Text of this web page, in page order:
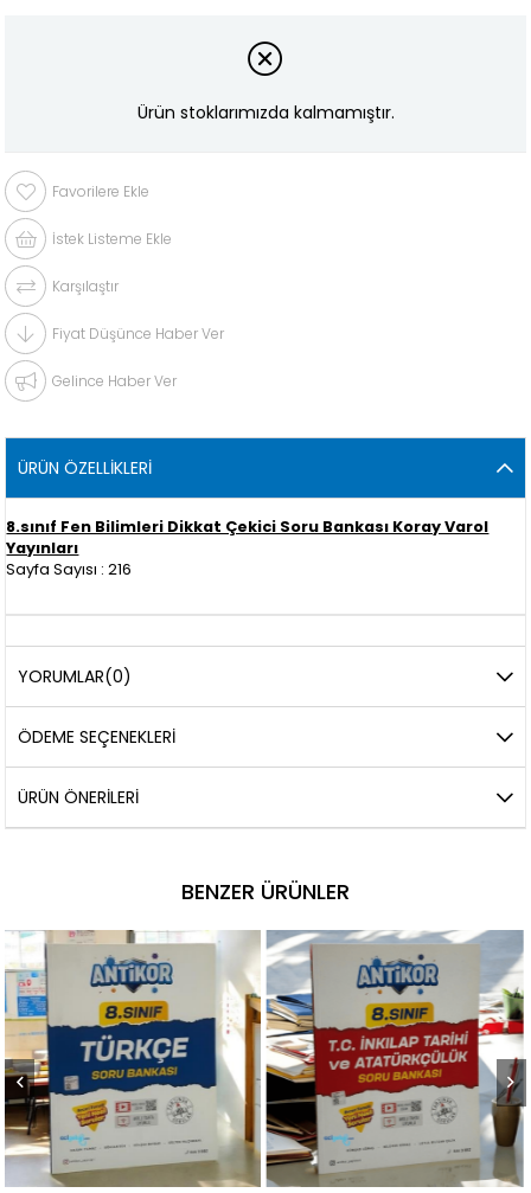
Ürün stoklarımızda kalmamıştır.
Favorilere Ekle
İstek Listeme Ekle
Karşılaştır
Fiyat Düşünce Haber Ver
Gelince Haber Ver
ÜRÜN ÖZELLIKLERI
8.sınıf Fen Bilimleri Dikkat Çekici Soru Bankası Koray Varol
Yayınları
Sayfa Sayısı : 216
YORUMLAR(0)
ÖDEME SEÇENEKLERI
ÜRÜN ÖNERILERI
BENZER ÜRÜNLER